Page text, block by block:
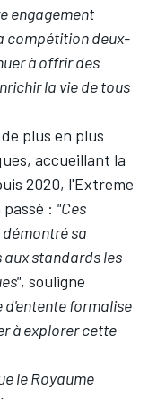
engagement
compétition deux-
à offrir des
la vie de tous
plus en plus
accueillant la
2020, l'Extreme
: "Ces
sa
standards les
, souligne
formalise
à explorer cette
le Royaume